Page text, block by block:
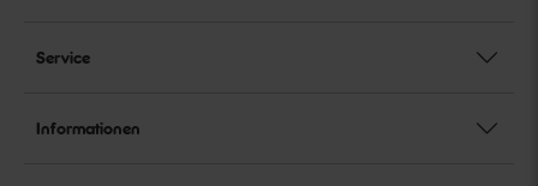
Service
Informationen